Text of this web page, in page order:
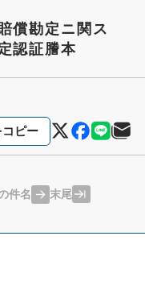
償勘定ニ関ス
認証謄本
ピー
件名 末尾